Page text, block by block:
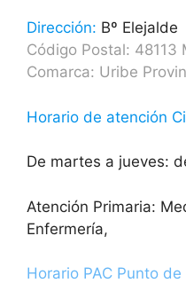
Dirección: Bº Elejalde
Código Postal: 48113
Comarca: Uribe
Horario de atención
De martes a jueves:
Atención Primaria:
Enfermería,
Horario PAC Punto